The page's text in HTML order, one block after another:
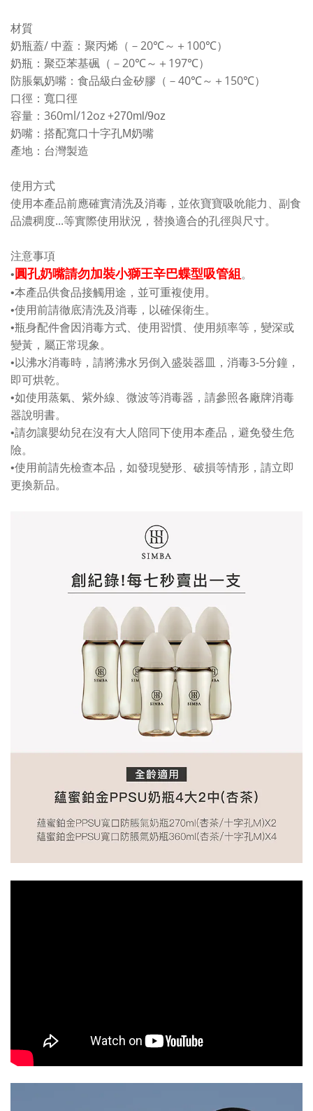
材質
奶瓶蓋/ 中蓋：聚丙烯（－ 20℃～＋ 100℃）
奶瓶：聚亞苯基碸（－ 20℃～＋ 197℃）
防脹氣奶嘴：食品級白金矽膠（－ 40℃～＋ 150℃）
口徑：寬口徑
容量： 360ml/12oz +270ml/9oz
奶嘴：搭配寬口十字孔M奶嘴
產地：台灣製造
使用方式
使用本產品前應確實清洗及消毒，並依寶寶吸吮能力、副食
品濃稠度...等實際使用狀況，替換適合的孔徑與尺寸。
注意事項
• 圓孔奶嘴請勿加裝小獅王辛巴蝶型吸管組 。
•本產品供食品接觸用途，並可重複使用。
•使用前請徹底清洗及消毒，以確保衛生。
•瓶身配件會因消毒方式、使用習慣、使用頻率等，變深或
變黃，屬正常現象。
• 以沸水消毒時，請將沸水另倒入盛裝器皿，消毒3-5分鐘，
即可烘乾。
•如使用蒸氣、紫外線、微波等消毒器，請參照各廠牌消毒
器說明書。
•請勿讓嬰幼兒在沒有大人陪同下使用本產品，避免發生危
險。
•使用前請先檢查本品，如發現變形、破損等情形，請立即
更換新品。